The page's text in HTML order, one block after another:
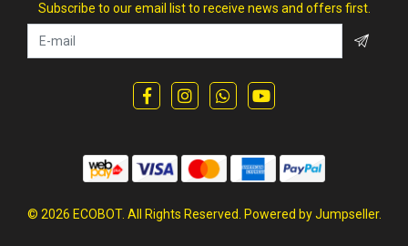
Subscribe to our email list to receive news and offers first.
© 2026 ECOBOT. All Rights Reserved. Powered by Jumpseller.